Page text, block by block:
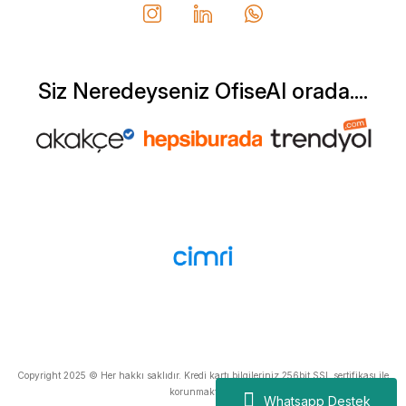
Whatsapp Destek
Siz Neredeyseniz OfiseAl orada....
Copyright 2025 © Her hakkı saklıdır. Kredi kartı bilgileriniz 256bit SSL sertifikası ile
korunmaktadır.